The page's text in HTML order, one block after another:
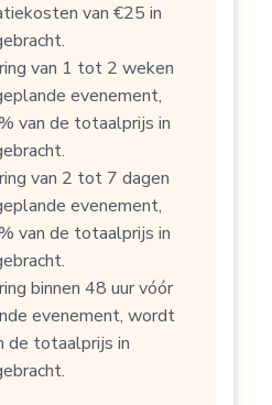
van €25 in
van 1 tot 2 weken
evenement,
van de totaalprijs in
van 2 tot 7 dagen
evenement,
van de totaalprijs in
binnen 48 uur vóór
evenement, wordt
de totaalprijs in